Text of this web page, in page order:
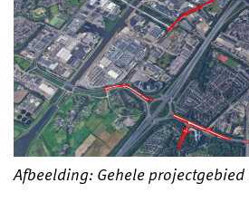
Afbeelding: Gehele